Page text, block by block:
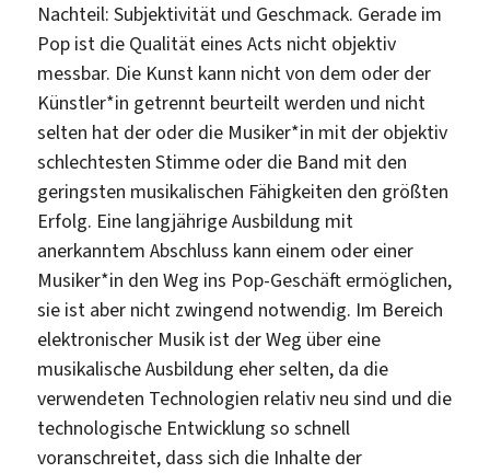
Nachteil: Subjektivität und Geschmack. Gerade im
Pop ist die Qualität eines Acts nicht objektiv
messbar. Die Kunst kann nicht von dem oder der
Künstler*in getrennt beurteilt werden und nicht
selten hat der oder die Musiker*in mit der objektiv
schlechtesten Stimme oder die Band mit den
geringsten musikalischen Fähigkeiten den größten
Erfolg. Eine langjährige Ausbildung mit
anerkanntem Abschluss kann einem oder einer
Musiker*in den Weg ins Pop-Geschäft ermöglichen,
sie ist aber nicht zwingend notwendig. Im Bereich
elektronischer Musik ist der Weg über eine
musikalische Ausbildung eher selten, da die
verwendeten Technologien relativ neu sind und die
technologische Entwicklung so schnell
voranschreitet, dass sich die Inhalte der